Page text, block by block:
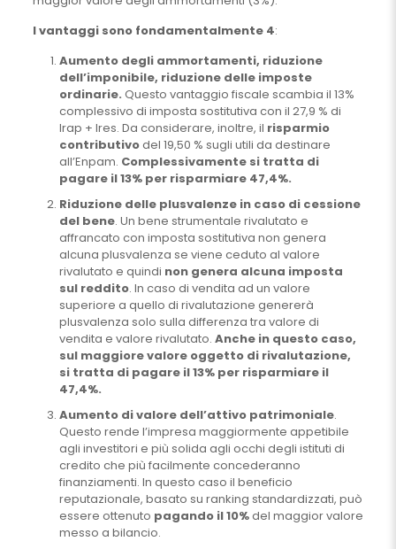
I vantaggi sono fondamentalmente 4:
Aumento degli ammortamenti, riduzione
dell’imponibile, riduzione delle imposte
ordinarie. Questo vantaggio fiscale scambia il 13%
complessivo di imposta sostitutiva con il 27,9 % di
Irap + Ires. Da considerare, inoltre, il risparmio
contributivodel 19,50 % sugli utili da destinare
all’Enpam. Complessivamente si tratta di
pagare il 13% per risparmiare 47,4%.
Riduzione delle plusvalenze in caso di cessione
del bene. Un bene strumentale rivalutato e
affrancato con imposta sostitutiva non genera
alcuna plusvalenza se viene ceduto al valore
rivalutato e quindi non genera alcuna imposta
sul reddito. In caso di vendita ad un valore
superiore a quello di rivalutazione genererà
plusvalenza solo sulla differenza tra valore di
vendita e valore rivalutato. Anche in questo caso,
sul maggiore valore oggetto di rivalutazione,
si tratta di pagare il 13% per risparmiare il
47,4%.
Aumento di valore dell’attivo patrimoniale.
Questo rende l’impresa maggiormente appetibile
agli investitori e più solida agli occhi degli istituti di
credito che più facilmente concederanno
finanziamenti. In questo caso il beneficio
reputazionale, basato su ranking standardizzati, può
essere ottenuto pagando il 10%del maggior valore
messo a bilancio.